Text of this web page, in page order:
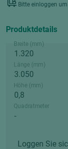
Bitte einloggen um
Produktdetails
Breite (mm)
Länge (mm)
Höhe (mm)
Quadratmeter
Loggen Sie